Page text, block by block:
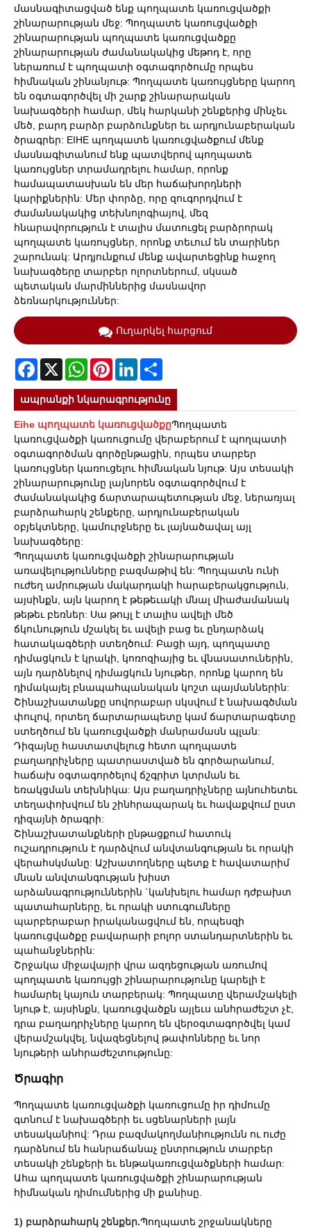
մասնագիտացված ենք պողպատե կառուցվածքի
շինարարության մեջ: Պողպատե կառուցվածքի
շինարարության պողպատե կառուցվածքը
շինարարության ժամանակակից մեթոդ է, որը
ներառում է պողպատի օգտագործումը որպես
հիմնական շինանյութ: Պողպատե կառույցները կարող
են օգտագործվել մի շարք շինարարական
նախագծերի համար, մեկ հարկանի շենքերից մինչեւ
մեծ, բարդ բարձր բարձունքներ եւ արդյունաբերական
ծրագրեր: EIHE պողպատե կառուցվածքում մենք
մասնագիտանում ենք պատվերով պողպատե
կառույցներ տրամադրելու համար, որոնք
համապատասխան են մեր հաճախորդների
կարիքներին: Մեր փորձը, որը զուգորդվում է
ժամանակակից տեխնոլոգիայով, մեզ
հնարավորություն է տալիս մատուցել բարձրորակ
պողպատե կառույցներ, որոնք տեւում են տարիներ
շարունակ: Արդյունքում մենք ավարտեցինք հաջող
նախագծերը տարբեր ոլորտներում, սկսած
պետական ​​մարմիններից մասնավոր
ձեռնարկություններ:
Ուղարկել հարցում
Facebook
X WhatsAppPinterestLinkedIn
ապրանքի նկարագրությունը
Eihe պողպատե կառուցվածքըՊողպատե
կառուցվածքի կառուցումը վերաբերում է պողպատի
օգտագործման գործընթացին, որպես տարբեր
կառույցներ կառուցելու հիմնական նյութ: Այս տեսակի
շինարարությունը լայնորեն օգտագործվում է
ժամանակակից ճարտարապետության մեջ, ներառյալ
բարձրահարկ շենքերը, արդյունաբերական
օբյեկտները, կամուրջները եւ լայնածավալ այլ
նախագծերը:
Պողպատե կառուցվածքի շինարարության
առավելությունները բազմաթիվ են: Պողպատն ունի
ուժեղ ամրության մակարդակի հարաբերակցություն,
այսինքն, այն կարող է թեթեւակի մնալ միաժամանակ
թեթեւ բեռներ: Սա թույլ է տալիս ավելի մեծ
ճկունություն մշակել եւ ավելի բաց եւ ընդարձակ
հատակագծերի ստեղծում: Բացի այդ, պողպատը
դիմացկուն է կրակի, կոռոզիայից եւ վնասատուներին,
այն դարձնելով դիմացկուն նյութեր, որոնք կարող են
դիմակայել բնապահպանական կոշտ պայմաններին:
Շինաշխատանքը սովորաբար սկսվում է նախագծման
փուլով, որտեղ ճարտարապետը կամ ճարտարագետը
ստեղծում են կառուցվածքի մանրամասն պլան:
Դիզայնը հաստատվելուց հետո պողպատե
բաղադրիչները պատրաստված են գործարանում,
հաճախ օգտագործելով ճշգրիտ կտրման եւ
եռակցման տեխնիկա: Այս բաղադրիչները այնուհետեւ
տեղափոխվում են շինհրապարակ եւ հավաքվում ըստ
դիզայնի ծրագրի:
Շինաշխատանքների ընթացքում հատուկ
ուշադրություն է դարձվում անվտանգության եւ որակի
վերահսկմանը: Աշխատողները պետք է հավատարիմ
մնան անվտանգության խիստ
արձանագրություններին `կանխելու համար դժբախտ
պատահարները, եւ որակի ստուգումները
պարբերաբար իրականացվում են, որպեսզի
կառուցվածքը բավարարի բոլոր ստանդարտներին եւ
պահանջներին:
Շրջակա միջավայրի վրա ազդեցության առումով
պողպատե կառույցի շինարարությունը կարելի է
համարել կայուն տարբերակ: Պողպատը վերամշակելի
նյութ է, այսինքն, կառուցվածքն այլեւս անհրաժեշտ չէ,
դրա բաղադրիչները կարող են վերօգտագործվել կամ
վերամշակվել, նվազեցնելով թափոնները եւ նոր
նյութերի անհրաժեշտությունը:
Ծրագիր
Պողպատե կառուցվածքի կառուցումը իր դիմումը
գտնում է նախագծերի եւ սցենարների լայն
տեսականիով: Դրա բազմակողմանիությունն ու ուժը
դարձնում են հանրաճանաչ ընտրություն տարբեր
տեսակի շենքերի եւ ենթակառուցվածքների համար:
Ահա պողպատե կառուցվածքի շինարարության
հիմնական դիմումներից մի քանիսը.
1) բարձրահարկ շենքեր.Պողպատե շրջանակները